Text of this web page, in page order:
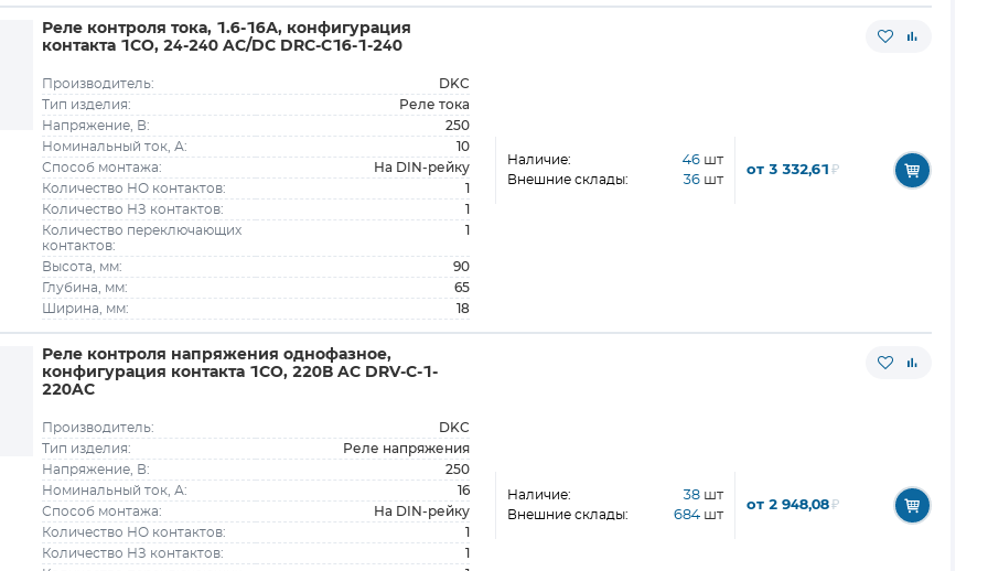
Реле контроля тока, 1.6-16А, конфигурация
контакта 1CO, 24-240 AC/DC DRC-C16-1-240
Производитель: DKC
Тип изделия: Реле тока
Напряжение, В: 250
Номинальный ток, А: 10
Способ монтажа: На DIN-рейку
Количество НО контактов: 1
Количество НЗ контактов: 1
Количество переключающих
контактов:
1
Высота, мм: 90
Глубина, мм: 65
Ширина, мм: 18
Наличие: 46 шт
Внешние склады: 36 шт
от 3 332,61 ₽
Реле контроля напряжения однофазное,
конфигурация контакта 1CO, 220В AC DRV-C-1-
220AC
Производитель: DKC
Тип изделия: Реле напряжения
Напряжение, В: 250
Номинальный ток, А: 16
Способ монтажа: На DIN-рейку
Количество НО контактов: 1
Количество НЗ контактов: 1
Наличие: 38 шт
Внешние склады: 684 шт
от 2 948,08₽